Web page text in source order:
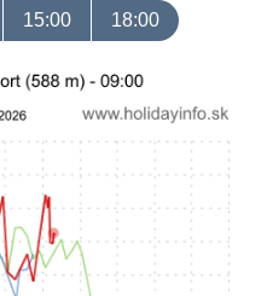
15:00 18:00